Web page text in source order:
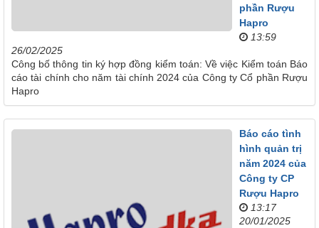
phần Rượu
Hapro
13:59
26/02/2025
Công bố thông tin ký hợp đồng kiểm toán: Về việc Kiểm toán Báo
cáo tài chính cho năm tài chính 2024 của Công ty Cổ phần Rượu
Hapro
Báo cáo tình
hình quản trị
năm 2024 của
Công ty CP
Rượu Hapro
13:17
20/01/2025